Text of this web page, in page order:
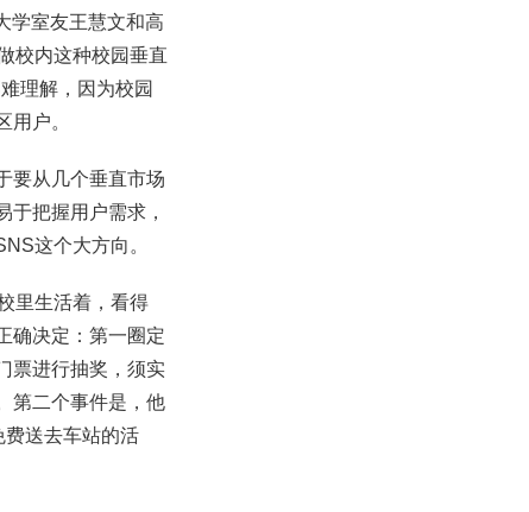
学室友王慧文和高
校内这种校园垂直
理解，因为校园
户。
要从几个垂直市场
把握用户需求，
这个大方向。
里生活着，看得
确决定：第一圈定
票进行抽奖，须实
第二个事件是，他
费送去车站的活